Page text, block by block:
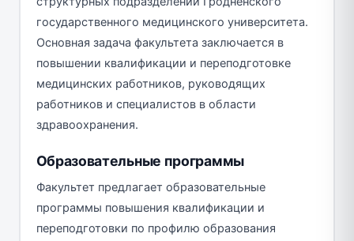
государственного медицинского университета.
Основная задача факультета заключается в
повышении квалификации и переподготовке
медицинских работников, руководящих
работников и специалистов в области
здравоохранения.
Образовательные программы
Факультет предлагает образовательные
программы повышения квалификации и
переподготовки по профилю образования